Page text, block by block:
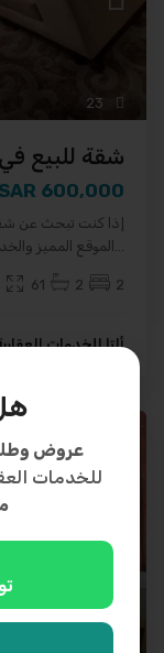
شقة للبيع في
600,000 SAR
إذا كنت تبحث عن
الموقع المميز ...
2
2
61
ألتا للخدمات
عروض
للخدمات